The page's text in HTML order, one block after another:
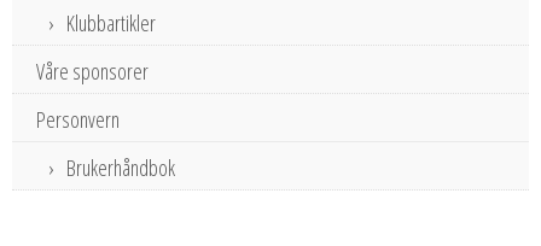
Klubbartikler
Våre sponsorer
Personvern
Brukerhåndbok